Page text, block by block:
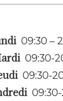
09:30 –
09:30-
09:30-
09:30-